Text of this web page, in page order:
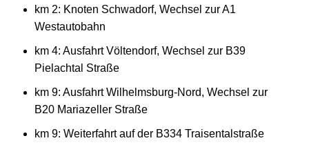
km 2: Knoten Schwadorf, Wechsel zur A1
Westautobahn
km 4: Ausfahrt Völtendorf, Wechsel zur B39
Pielachtal Straße
km 9: Ausfahrt Wilhelmsburg-Nord, Wechsel zur
B20 Mariazeller Straße
km 9: Weiterfahrt auf der B334 Traisentalstraße